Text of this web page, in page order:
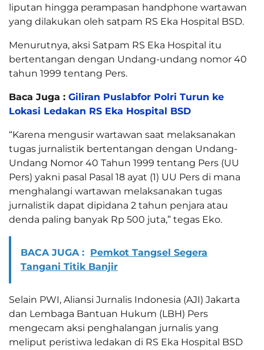
liputan hingga perampasan handphone wartawan
yang dilakukan oleh satpam RS Eka Hospital BSD.
Menurutnya, aksi Satpam RS Eka Hospital itu
bertentangan dengan Undang-undang nomor 40
tahun 1999 tentang Pers.
Baca Juga : Giliran Puslabfor Polri Turun ke
Lokasi Ledakan RS Eka Hospital BSD
“Karena mengusir wartawan saat melaksanakan
tugas jurnalistik bertentangan dengan Undang-
Undang Nomor 40 Tahun 1999 tentang Pers (UU
Pers) yakni pasal Pasal 18 ayat (1) UU Pers di mana
menghalangi wartawan melaksanakan tugas
jurnalistik dapat dipidana 2 tahun penjara atau
denda paling banyak Rp 500 juta,” tegas Eko.
BACA JUGA : Pemkot Tangsel Segera
Tangani Titik Banjir
Selain PWI, Aliansi Jurnalis Indonesia (AJI) Jakarta
dan Lembaga Bantuan Hukum (LBH) Pers
mengecam aksi penghalangan jurnalis yang
meliput peristiwa ledakan di RS Eka Hospital BSD